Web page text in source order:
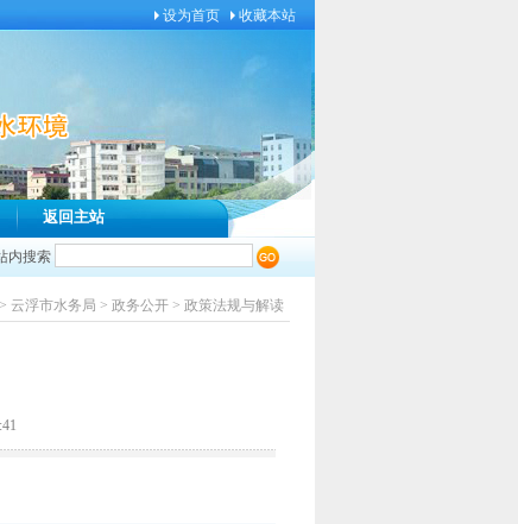
设为首页 收藏本站
返回主站
内搜索
> 云浮市水务局 > 政务公开 > 政策法规与解读